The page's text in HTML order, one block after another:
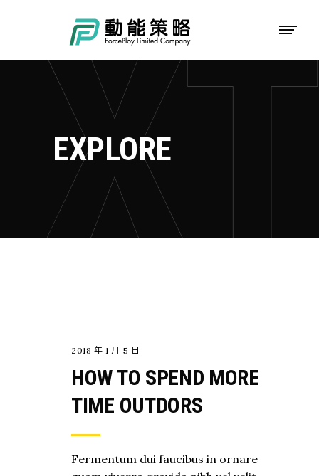
EXPLORE
2018 年 1 月 5 日
HOW TO SPEND MORE
TIME OUTDORS
Fermentum dui faucibus in ornare